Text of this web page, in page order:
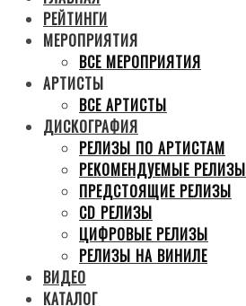
РЕЙТИНГИ
МЕРОПРИЯТИЯ
ВСЕ МЕРОПРИЯТИЯ
АРТИСТЫ
ВСЕ АРТИСТЫ
ДИСКОГРАФИЯ
РЕЛИЗЫ ПО АРТИСТАМ
РЕКОМЕНДУЕМЫЕ РЕЛИЗЫ
ПРЕДСТОЯЩИЕ РЕЛИЗЫ
CD РЕЛИЗЫ
ЦИФРОВЫЕ РЕЛИЗЫ
РЕЛИЗЫ НА ВИНИЛЕ
ВИДЕО
КАТАЛОГ